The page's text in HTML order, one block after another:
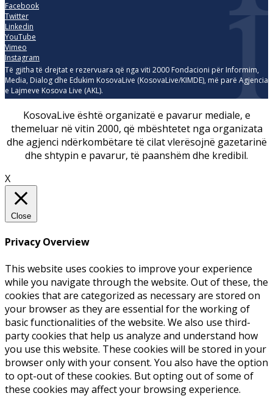
Facebook
Twitter
Linkedin
YouTube
Vimeo
Instagram
Të gjitha të drejtat e rezervuara që nga viti 2000 Fondacioni për Informim,
Media, Dialog dhe Edukim KosovaLive (KosovaLive/KIMDE), më parë Agjencia
e Lajmeve Kosova Live (AKL).
KosovaLive është organizatë e pavarur mediale, e
themeluar në vitin 2000, që mbështetet nga organizata
dhe agjenci ndërkombëtare të cilat vlerësojnë gazetarinë
dhe shtypin e pavarur, të paanshëm dhe kredibil.
X
Close
Privacy Overview
This website uses cookies to improve your experience
while you navigate through the website. Out of these, the
cookies that are categorized as necessary are stored on
your browser as they are essential for the working of
basic functionalities of the website. We also use third-
party cookies that help us analyze and understand how
you use this website. These cookies will be stored in your
browser only with your consent. You also have the option
to opt-out of these cookies. But opting out of some of
these cookies may affect your browsing experience.